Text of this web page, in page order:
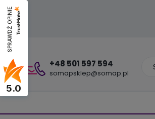
+48 501 597 594
somapsklep@somap.pl
SPRAWDŹ OPINIE
5.0